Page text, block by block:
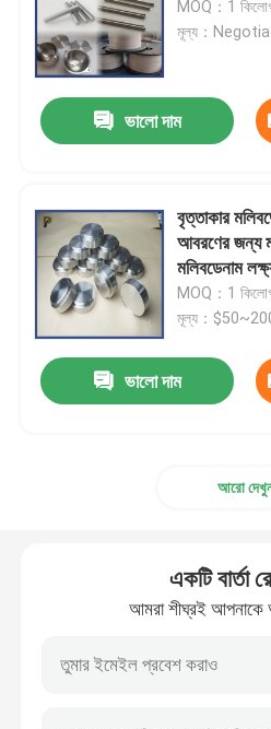
টাইটানিয়াম পণ্য
জিরকোনিয়াম পণ্য
MOQ：1
মূল্য：
ভালো দাম
বৃত্তাকার
আবরণের জন্য
মলিবডেনাম
MOQ：1
মূল্য：
ভালো দাম
আরো
একটি বার্তা
আমরা শীঘ্রই